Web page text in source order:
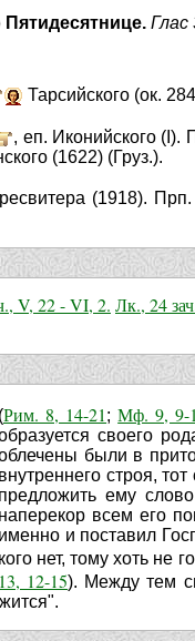
Глас
Тарсийского (ок.
, еп. Иконийского (I).
(1622) (Груз.).
(1918). Прп.
V, 22 - VI, 2. Лк., 24
(Рим. 8, 14-21;Мф. 9, 9-
своего
были в
внутреннего строя,
предложить ему
наперекор всем его
именно и поставил
кого нет, тому хоть не
13, 12-15). Между тем